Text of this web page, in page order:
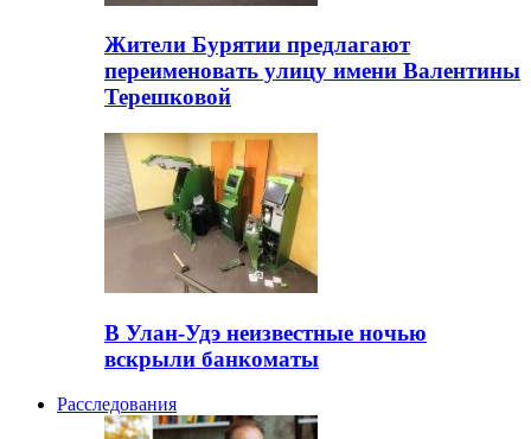
Жители Бурятии предлагают
переименовать улицу имени Валентины
Терешковой
В Улан-Удэ неизвестные ночью
вскрыли банкоматы
Расследования